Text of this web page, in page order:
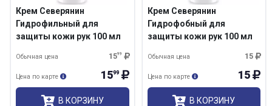
Крем Северянин
Гидрофильный для
защиты кожи рук 100 мл
1599
Обычная цена
1599
Цена по карте
В КОРЗИНУ
Крем Северянин
Гидрофобный для
защиты кожи рук 100 мл
15
Обычная цена
15
Цена по карте
В КОРЗИНУ